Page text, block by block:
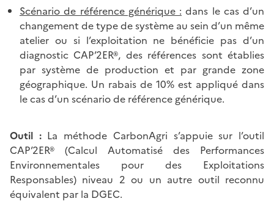
Scénario de référence générique : dans le cas d’un
changement de type de système au sein d’un même
atelier ou si l’exploitation ne bénéficie pas d’un
diagnostic CAP’2ER®, des références sont établies
par système de production et par grande zone
géographique. Un rabais de 10% est appliqué dans
le cas d’un scénario de référence générique.
Outil : La méthode CarbonAgri s’appuie sur l’outil
CAP’2ER® (Calcul Automatisé des Performances
Environnementales pour des Exploitations
Responsables) niveau 2 ou un autre outil reconnu
équivalent par la DGEC.